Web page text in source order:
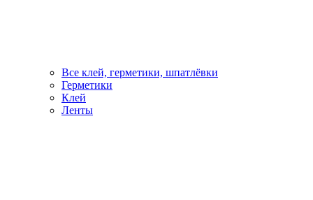
Все клей, герметики, шпатлёвки
Герметики
Клей
Ленты